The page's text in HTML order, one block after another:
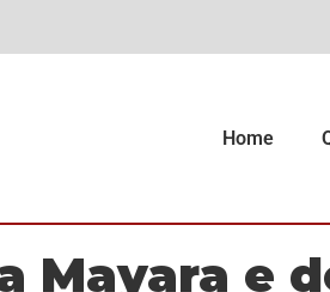
Home
Mayara e